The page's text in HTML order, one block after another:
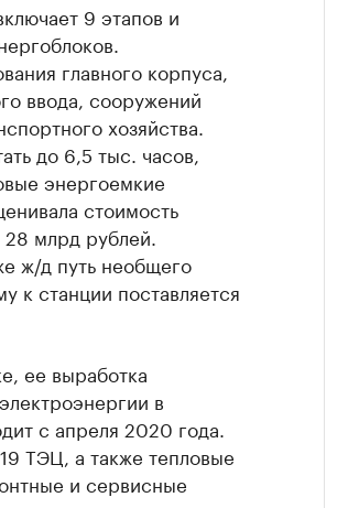
9 этапов и
главного корпуса,
ввода, сооружений
хозяйства.
до 6,5 тыс. часов,
энергоемкие
стоимость
млрд рублей.
ж/д путь необщего
к станции поставляется
ее выработка
в
с апреля 2020 года.
ТЭЦ, а также тепловые
и сервисные